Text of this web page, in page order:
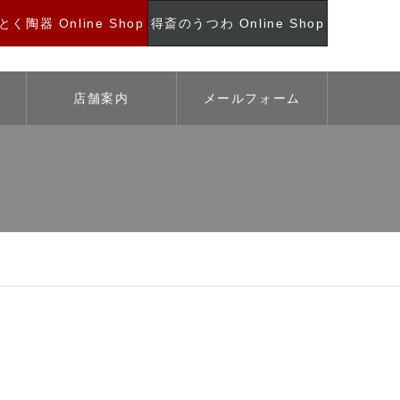
く陶器 Online Shop 得斎のうつわ Online Shop
店舗案内 メールフォーム